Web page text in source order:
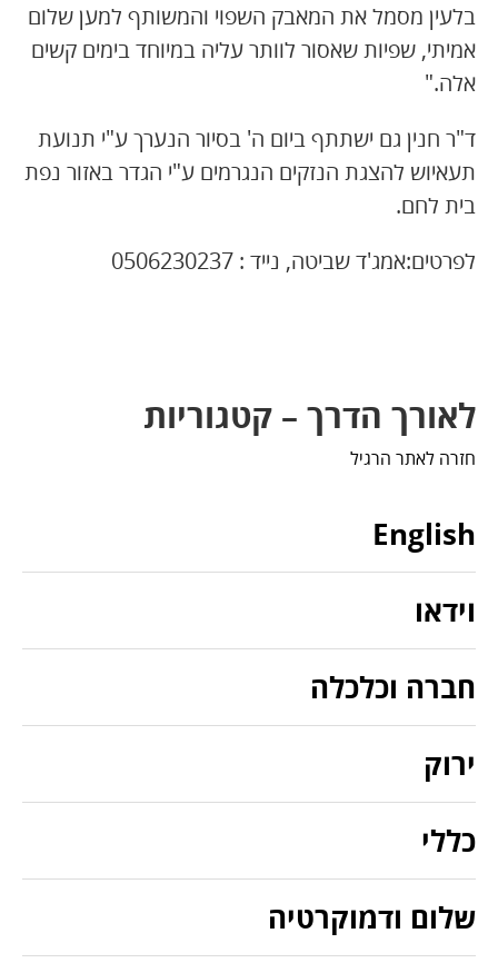
בלעין מסמל את המאבק השפוי והמשותף למען שלום
אמיתי, שפיות שאסור לוותר עליה במיוחד בימים קשים
אלה."
ד"ר חנין גם ישתתף ביום ה' בסיור הנערך ע"י תנועת
תעאיוש להצגת הנזקים הנגרמים ע"י הגדר באזור נפת
בית לחם.
לפרטים:אמג'ד שביטה, נייד : 0506230237
לאורך הדרך – קטגוריות
חזרה לאתר הרגיל
English
וידאו
חברה וכלכלה
ירוק
כללי
שלום ודמוקרטיה